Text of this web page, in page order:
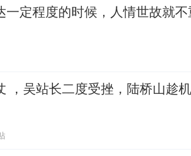
一定程度的时候，人情世故就不
，吴站长二度受挫，陆桥山趁